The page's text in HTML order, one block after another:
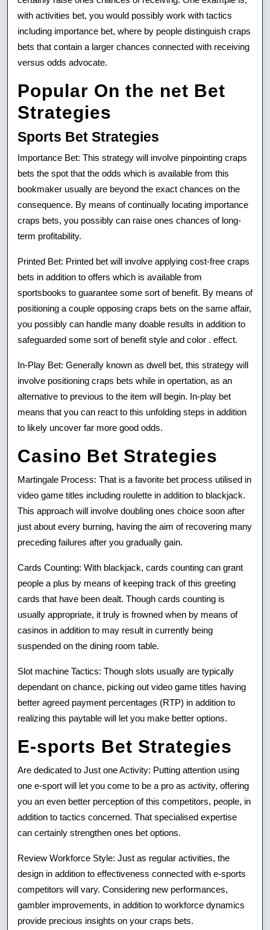
with activities bet, you would possibly work with tactics
including importance bet, where by people distinguish craps
bets that contain a larger chances connected with receiving
versus odds advocate.
Popular On the net Bet
Strategies
Sports Bet Strategies
Importance Bet: This strategy will involve pinpointing craps
bets the spot that the odds which is available from this
bookmaker usually are beyond the exact chances on the
consequence. By means of continually locating importance
craps bets, you possibly can raise ones chances of long-
term profitability.
Printed Bet: Printed bet will involve applying cost-free craps
bets in addition to offers which is available from
sportsbooks to guarantee some sort of benefit. By means of
positioning a couple opposing craps bets on the same affair,
you possibly can handle many doable results in addition to
safeguarded some sort of benefit style and color . effect.
In-Play Bet: Generally known as dwell bet, this strategy will
involve positioning craps bets while in opertation, as an
alternative to previous to the item will begin. In-play bet
means that you can react to this unfolding steps in addition
to likely uncover far more good odds.
Casino Bet Strategies
Martingale Process: That is a favorite bet process utilised in
video game titles including roulette in addition to blackjack.
This approach will involve doubling ones choice soon after
just about every burning, having the aim of recovering many
preceding failures after you gradually gain.
Cards Counting: With blackjack, cards counting can grant
people a plus by means of keeping track of this greeting
cards that have been dealt. Though cards counting is
usually appropriate, it truly is frowned when by means of
casinos in addition to may result in currently being
suspended on the dining room table.
Slot machine Tactics: Though slots usually are typically
dependant on chance, picking out video game titles having
better agreed payment percentages (RTP) in addition to
realizing this paytable will let you make better options.
E-sports Bet Strategies
Are dedicated to Just one Activity: Putting attention using
one e-sport will let you come to be a pro as activity, offering
you an even better perception of this competitors, people, in
addition to tactics concerned. That specialised expertise
can certainly strengthen ones bet options.
Review Workforce Style: Just as regular activities, the
design in addition to effectiveness connected with e-sports
competitors will vary. Considering new performances,
gambler improvements, in addition to workforce dynamics
provide precious insights on your craps bets.